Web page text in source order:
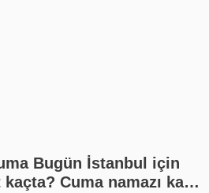
Bugün İstanbul için
Cuma namazı kaç